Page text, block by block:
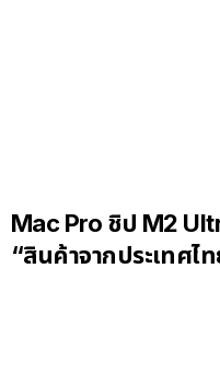
Mac Pro ชิป M2
“สินค้าจากประเทศไ